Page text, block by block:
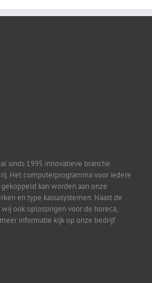
sinds 1995 innovatieve branche
Het computerprogramma voor iedere
kan worden aan onze
en type kassasystemen. Naast de
ook oplossingen voor de horeca,
informatie kijk op onze bedrijf